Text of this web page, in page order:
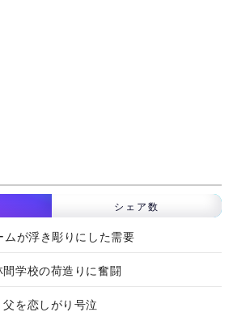
シェア数
ムが浮き彫りにした需要
学校の荷造りに奮闘
を恋しがり号泣